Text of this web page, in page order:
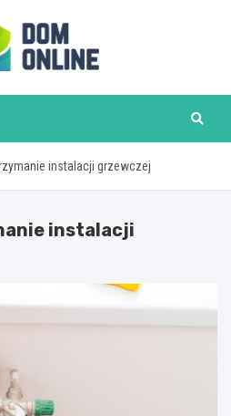
instalacji grzewczej
instalacji